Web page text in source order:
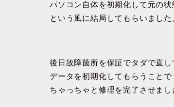
パソコン自体を初期化して元の
という風に結局してもらいました
後日故障箇所を保証でタダで直し
データを初期化してもらうことで
ちゃっちゃと修理を完了させまし